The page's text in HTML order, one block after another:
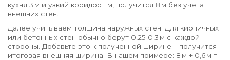
кухня 3 м и узкий коридор 1 м, получится 8 м без учёта
внешних стен.
Далее учитываем толщина наружных стен. Для кирпичных
или бетонных стен обычно берут 0,25‑0,3 м с каждой
стороны. Добавьте это к полученной ширине – получится
итоговая внешняя ширина. В нашем примере: 8 м + 0,6 м =